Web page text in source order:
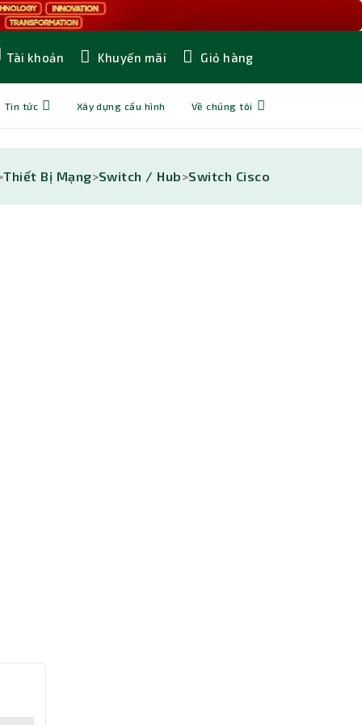
Tài khoản Khuyến mãi Giỏ hàng
Tin tức Xây dựng cấu hình Về chúng tôi
Thiết Bị Mạng>Switch / Hub>Switch Cisco